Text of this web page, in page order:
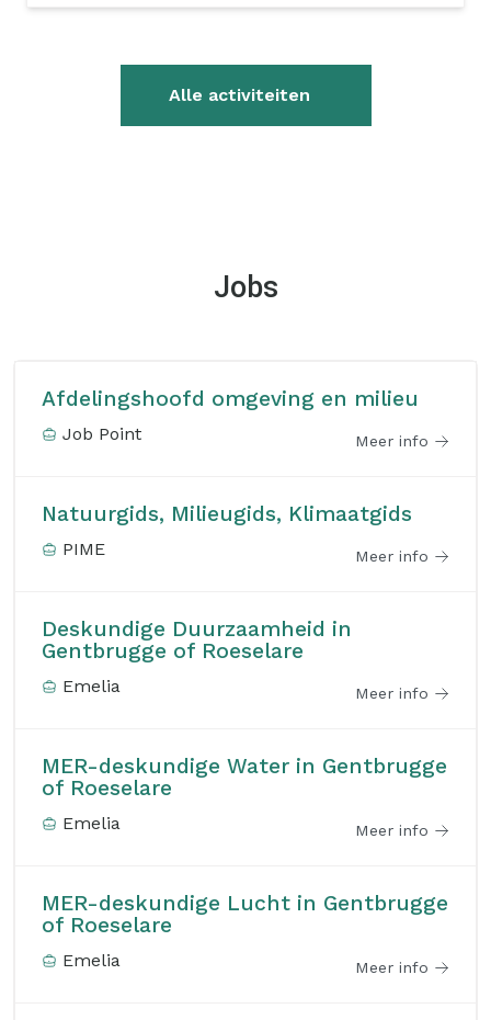
Alle activiteiten
Jobs
Afdelingshoofd omgeving en milieu
Job Point Meer info
Natuurgids, Milieugids, Klimaatgids
PIME Meer info
Deskundige Duurzaamheid in
Gentbrugge of Roeselare
Emelia Meer info
MER-deskundige Water in Gentbrugge
of Roeselare
Emelia Meer info
MER-deskundige Lucht in Gentbrugge
of Roeselare
Emelia Meer info